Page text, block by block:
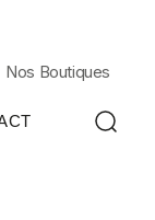
Nos Boutiques